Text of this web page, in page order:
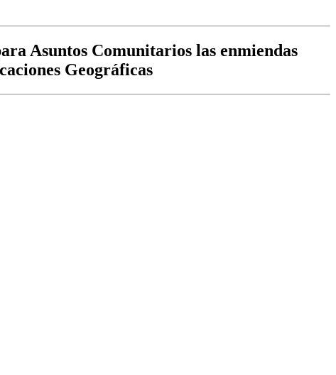
Asuntos Comunitarios las enmiendas
Geográficas